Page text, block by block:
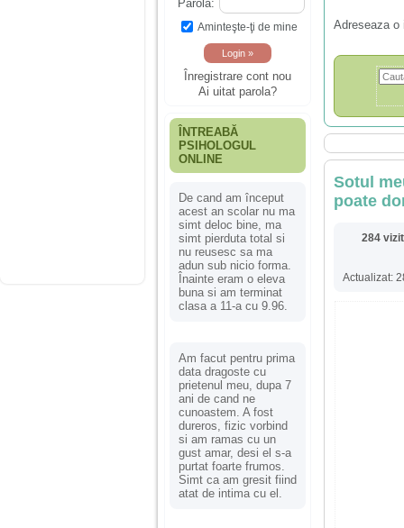
Parolă:
Aminteşte-ţi de mine
Înregistrare cont nou
Ai uitat parola?
ÎNTREABĂ
PSIHOLOGUL
ONLINE
De cand am început
acest an scolar nu ma
simt deloc bine, ma
simt pierduta total si
nu reusesc sa ma
adun sub nicio forma.
Înainte eram o eleva
buna si am terminat
clasa a 11-a cu 9.96.
Am facut pentru prima
data dragoste cu
prietenul meu, dupa 7
ani de cand ne
cunoastem. A fost
dureros, fizic vorbind
si am ramas cu un
gust amar, desi el s-a
purtat foarte frumos.
Simt ca am gresit fiind
atat de intima cu el.
Adreseaza
Sotul
poate
284
Actualizat: